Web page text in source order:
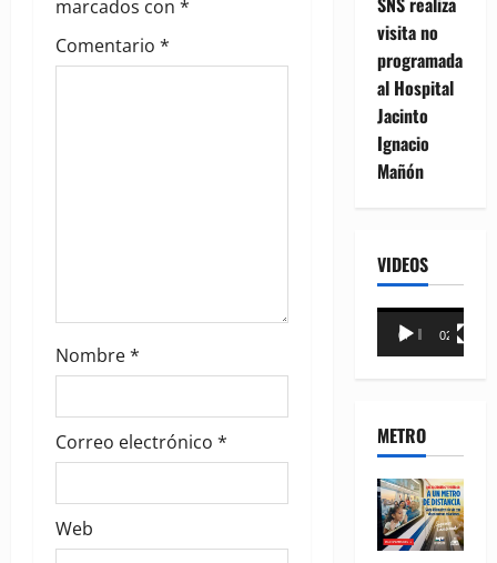
t
marcados con *
Comentario *
Nombre*
Correo electrónico *
Web
visita no
programada
al Hospital
Jacinto
Ignacio
Mañón
VIDEOS
Reproductor
00:00 02:18
METRO